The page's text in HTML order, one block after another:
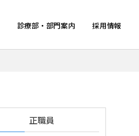
診療部・部門案内 採用情報
正職員